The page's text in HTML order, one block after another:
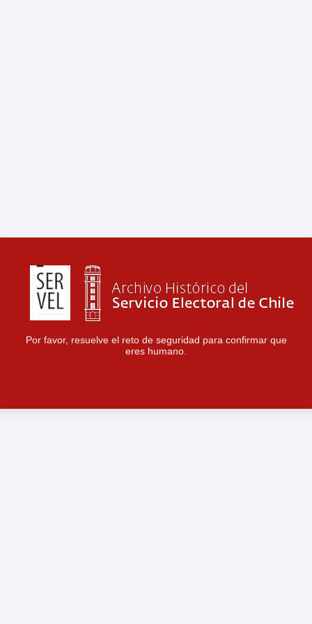
Por favor, resuelve el reto de seguridad para confirmar que
eres humano.